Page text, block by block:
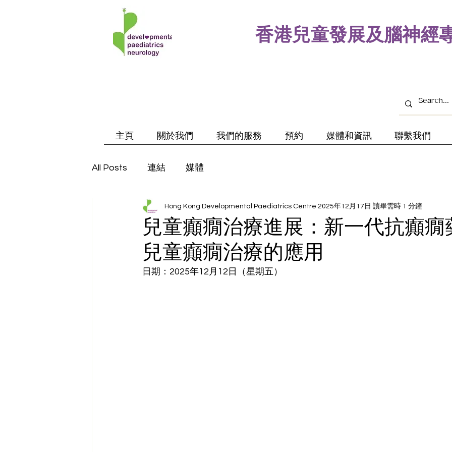
香港兒童發展及腦神經
主頁 關於我們 我們的服務 預約 媒體和資訊 聯繫我們
All Posts 連結 媒體
兒童癲癇治療進展：新一代抗癲癇
兒童癲癇治療的應用
Hong Kong Developmental Paediatrics Centre 2025年12月17日 讀畢需時 1 分鐘
日期：2025年12月12日（星期五）